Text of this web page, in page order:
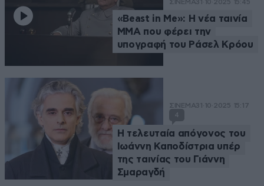
«Beast in Me»: H νέα ταινία
MMA που φέρει την
υπογραφή του Ράσελ Κρόου
ΣΙΝΕΜΑ31·10·2025 15:17
4
Η τελευταία απόγονος του
Ιωάννη Καποδίστρια υπέρ
της ταινίας του Γιάννη
Σμαραγδή